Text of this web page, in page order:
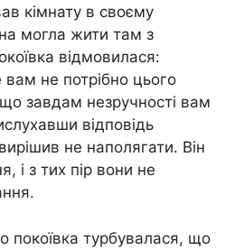
кімнату в своєму
могла жити там з
відмовилася:
вам не потрібно цього
завдам незручності вам
відповідь
не наполягати. Він
і з тих пір вони не
покоївка турбувалася, що